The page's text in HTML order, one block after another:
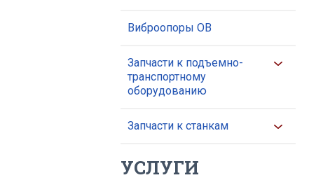
Виброопоры ОВ
Запчасти к подъемно-
транспортному
оборудованию
Запчасти к станкам
УСЛУГИ